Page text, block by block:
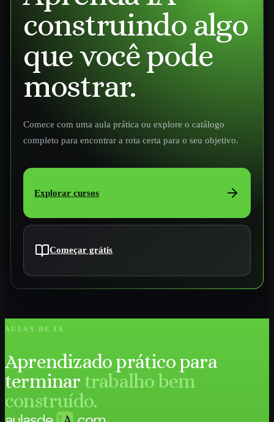
construindo algo
que você pode
mostrar.
Comece com uma aula prática ou explore o catálogo
completo para encontrar a rota certa para o seu objetivo.
Explorar cursos
Começar grátis
AULAS DE IA
Aprendizado prático para
terminar trabalho bem
construído.